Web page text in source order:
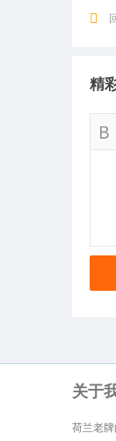
精
关于
荷兰老